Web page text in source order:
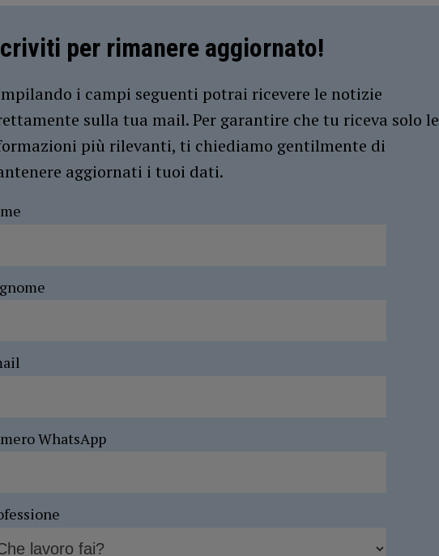
per rimanere aggiornato!
i campi seguenti potrai ricevere le notizie
sulla tua mail. Per garantire che tu riceva solo le
più rilevanti, ti chiediamo gentilmente di
aggiornati i tuoi dati.
WhatsApp